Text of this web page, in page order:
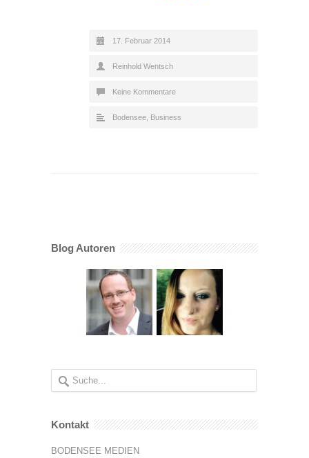
17. Februar 2014
Reinhold Wentsch
Keine Kommentare
Bodensee Business
Blog Autoren
Kontakt
BODENSEE MEDIEN